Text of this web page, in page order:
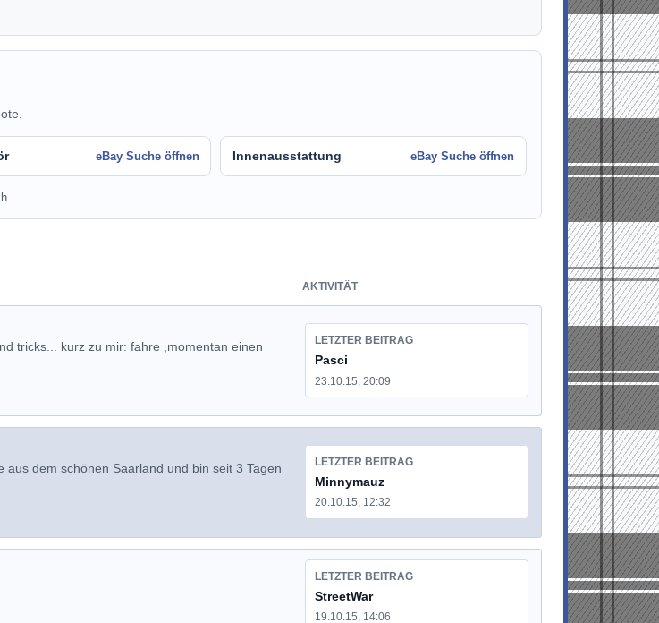
eBay Suche öffnen Innenausstattung eBay Suche öffnen
AKTIVITÄT
tricks... kurz zu mir: fahre ,momentan einen
LETZTER BEITRAG
Pasci
23.10.15, 20:09
dem schönen Saarland und bin seit 3 Tagen
LETZTER BEITRAG
Minnymauz
20.10.15, 12:32
LETZTER BEITRAG
StreetWar
19.10.15, 14:06